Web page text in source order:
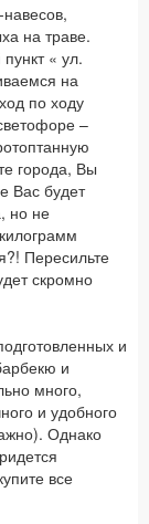
на траве.
« ул.
на
по ходу
–
города, Вы
Вас будет
но не
Пересильте
скромно
и
и
много,
и удобного
Однако
все